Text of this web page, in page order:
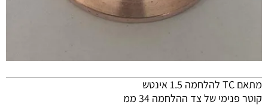
מתאם TC להלחמה 1.5 אינטש
קוטר פנימי של צד ההלחמה 34 ממ